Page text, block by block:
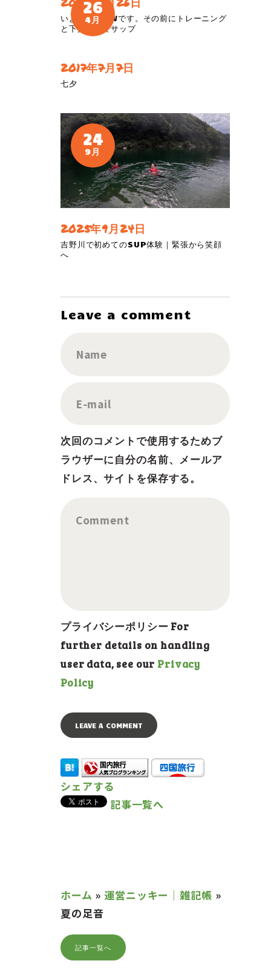
26
4月
いよいよ！GWです。その前にトレーニング
と下見そしてサップ
2017年7月7日
七夕
24
9月
2025年9月24日
吉野川で初めてのSUP体験｜緊張から笑顔
へ
Leave a comment
Name
E-mail
次回のコメントで使用するためブ
ラウザーに自分の名前、メールア
ドレス、サイトを保存する。
Comment
プライバシーポリシー For
further details on handling
user data, see our Privacy
Policy
シェアする
記事一覧へ
ホーム » 運営ニッキー｜雑記帳 »
夏の足音
記事一覧へ